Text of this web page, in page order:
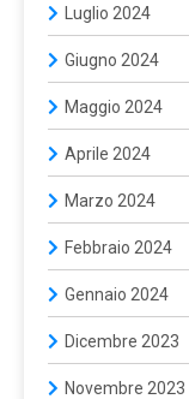
Luglio 2024
Giugno 2024
Maggio 2024
Aprile 2024
Marzo 2024
Febbraio 2024
Gennaio 2024
Dicembre 2023
Novembre 2023